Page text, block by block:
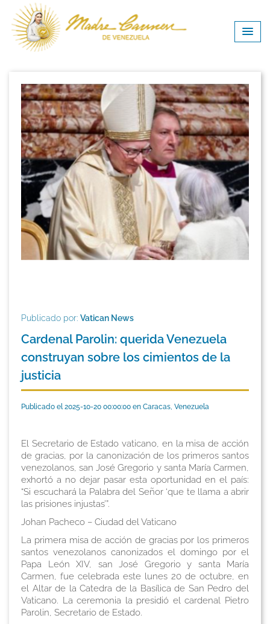
Publicado por: Vatican News
Cardenal Parolin: querida Venezuela
construyan sobre los cimientos de la
justicia
Publicado el 2025-10-20 00:00:00 en Caracas, Venezuela
El Secretario de Estado vaticano, en la misa de acción
de gracias, por la canonización de los primeros santos
venezolanos, san José Gregorio y santa María Carmen,
exhortó a no dejar pasar esta oportunidad en el país:
“Si escuchará la Palabra del Señor ‘que te llama a abrir
las prisiones injustas’”.
Johan Pacheco – Ciudad del Vaticano
La primera misa de acción de gracias por los primeros
santos venezolanos canonizados el domingo por el
Papa León XIV, san José Gregorio y santa María
Carmen, fue celebrada este lunes 20 de octubre, en
el Altar de la Catedra de la Basílica de San Pedro del
Vaticano. La ceremonia la presidió el cardenal Pietro
Parolin, Secretario de Estado.